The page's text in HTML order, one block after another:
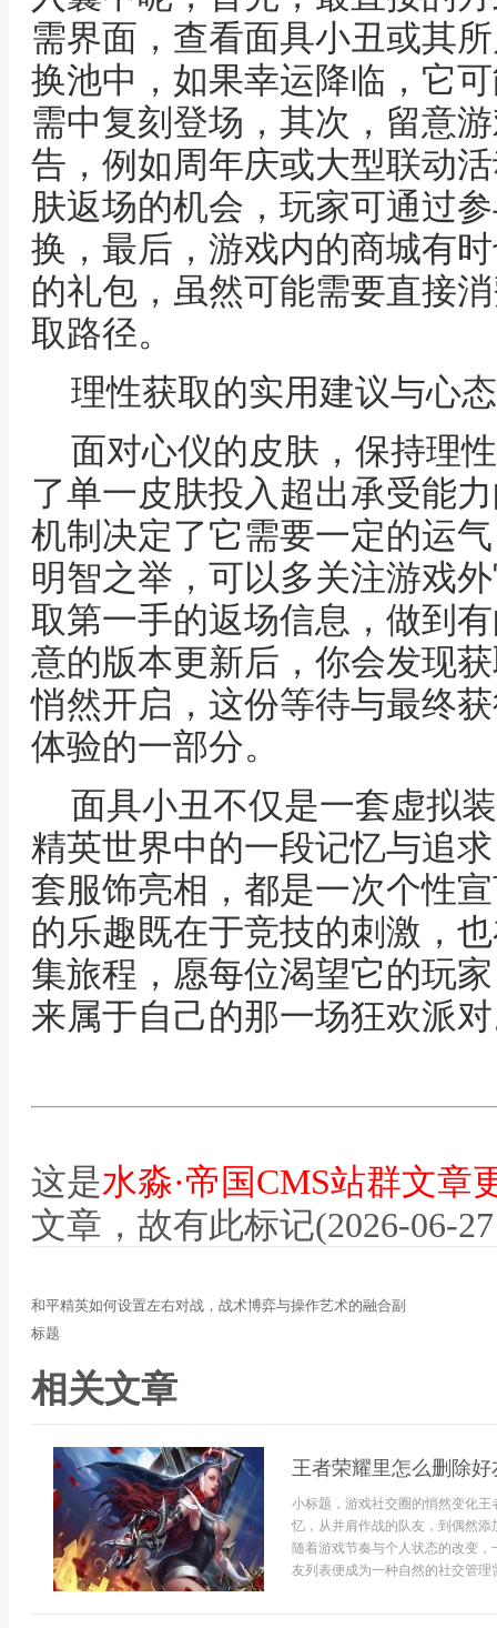
需界面，查看面具小丑或其
换池中，如果幸运降临，它
需中复刻登场，其次，留意
告，例如周年庆或大型联动
肤返场的机会，玩家可通过
换，最后，游戏内的商城有
的礼包，虽然可能需要直接
取路径。
理性获取的实用建议与心
面对心仪的皮肤，保持理
了单一皮肤投入超出承受能
机制决定了它需要一定的运
明智之举，可以多关注游戏
取第一手的返场信息，做到
意的版本更新后，你会发现
悄然开启，这份等待与最终
体验的一部分。
面具小丑不仅是一套虚拟
精英世界中的一段记忆与追
套服饰亮相，都是一次个性
的乐趣既在于竞技的刺激，
集旅程，愿每位渴望它的玩
来属于自己的那一场狂欢派
这是水淼·帝国CMS站群文章
文章，故有此标记(2026-06-
和平精英如何设置左右对战，战术博弈与操作艺术的融合副
标题
相关文章
王者荣耀里怎么删除
小标题，游戏社交圈的悄然变化
忆，从并肩作战的队友，到偶然
随着游戏节奏与个人状态的改变
友列表便成为一种自然的社交管